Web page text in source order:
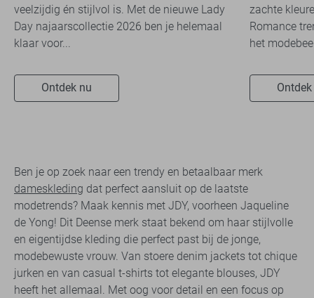
veelzijdig én stijlvol is. Met de nieuwe Lady
Day najaarscollectie 2026 ben je helemaal
klaar voor...
Ontdek nu
zachte
Romance
het
Ben je op zoek naar een trendy en betaalbaar merk
dameskleding dat perfect aansluit op de laatste
modetrends? Maak kennis met JDY, voorheen Jaqueline
de Yong! Dit Deense merk staat bekend om haar stijlvolle
en eigentijdse kleding die perfect past bij de jonge,
modebewuste vrouw. Van stoere denim jackets tot chique
jurken en van casual t-shirts tot elegante blouses, JDY
heeft het allemaal. Met oog voor detail en een focus op